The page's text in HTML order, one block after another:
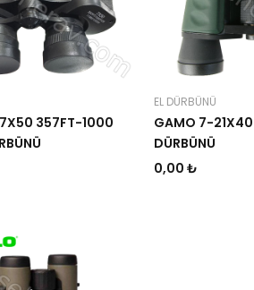
7X50 357FT-1000
EL DÜRBÜNÜ
GAMO 7-21X40
DÜRBÜNÜ
0,00 ₺